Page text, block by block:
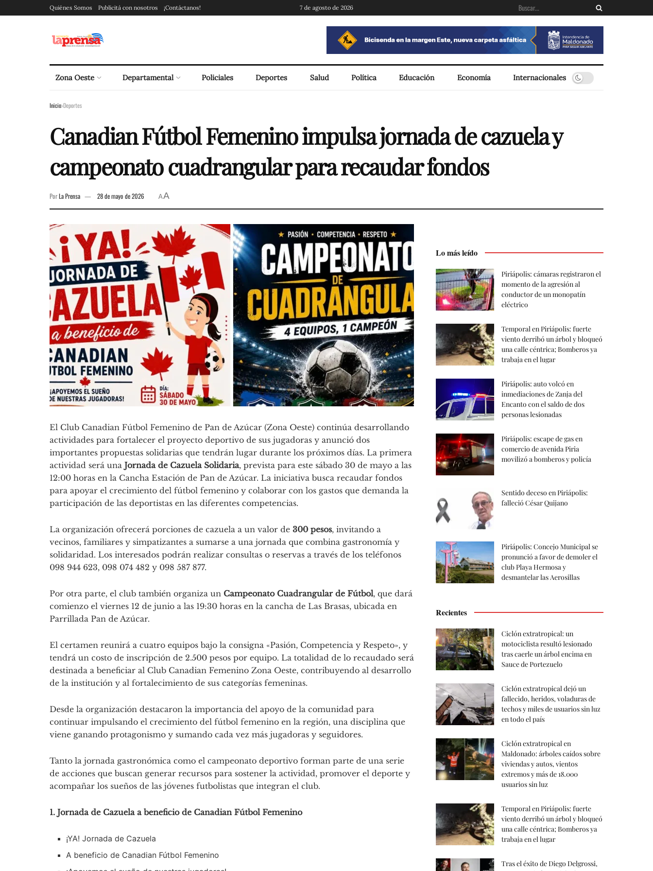
Quiénes Somos Publicitá con nosotros ¡Contáctanos! 7 de agosto de 2026
Zona Oeste Departamental Policiales Deportes Salud Política Educación Economía Internacionales
Inicio Deportes
Canadian Fútbol Femenino impulsa jornada de cazuela y
campeonato cuadrangular para recaudar fondos
PorLa Prensa 28 de mayo de 2026 AA
El Club Canadian Fútbol Femenino de Pan de Azúcar (Zona Oeste) continúa desarrollando
actividades para fortalecer el proyecto deportivo de sus jugadoras y anunció dos
importantes propuestas solidarias que tendrán lugar durante los próximos días. La primera
actividad será una Jornada de Cazuela Solidaria, prevista para este sábado 30 de mayo a las
12:00 horas en la Cancha Estación de Pan de Azúcar. La iniciativa busca recaudar fondos
para apoyar el crecimiento del fútbol femenino y colaborar con los gastos que demanda la
participación de las deportistas en las diferentes competencias.
La organización ofrecerá porciones de cazuela a un valor de 300 pesos, invitando a
vecinos, familiares y simpatizantes a sumarse a una jornada que combina gastronomía y
solidaridad. Los interesados podrán realizar consultas o reservas a través de los teléfonos
098 944 623, 098 074 482 y 098 587 877.
Por otra parte, el club también organiza un Campeonato Cuadrangular de Fútbol, que dará
comienzo el viernes 12 de junio a las 19:30 horas en la cancha de Las Brasas, ubicada en
Parrillada Pan de Azúcar.
El certamen reunirá a cuatro equipos bajo la consigna «Pasión, Competencia y Respeto», y
tendrá un costo de inscripción de 2.500 pesos por equipo. La totalidad de lo recaudado será
destinada a beneficiar al Club Canadian Femenino Zona Oeste, contribuyendo al desarrollo
de la institución y al fortalecimiento de sus categorías femeninas.
Desde la organización destacaron la importancia del apoyo de la comunidad para
continuar impulsando el crecimiento del fútbol femenino en la región, una disciplina que
viene ganando protagonismo y sumando cada vez más jugadoras y seguidores.
Tanto la jornada gastronómica como el campeonato deportivo forman parte de una serie
de acciones que buscan generar recursos para sostener la actividad, promover el deporte y
acompañar los sueños de las jóvenes futbolistas que integran el club.
1. Jornada de Cazuela a beneficio de Canadian Fútbol Femenino
¡YA! Jornada de Cazuela
A beneficio de Canadian Fútbol Femenino
Lo más leído
Piriápolis: cámaras registraron el
momento de la agresión al
conductor de un monopatín
eléctrico
Temporal en Piriápolis: fuerte
viento derribó un árbol y bloqueó
una calle céntrica; Bomberos ya
trabaja en el lugar
Piriápolis: auto volcó en
inmediaciones de Zanja del
Encanto con el saldo de dos
personas lesionadas
Piriápolis: escape de gas en
comercio de avenida Piria
movilizó a bomberos y policía
Sentido deceso en Piriápolis:
falleció César Quijano
Piriápolis: Concejo Municipal se
pronunció a favor de demoler el
club Playa Hermosa y
desmantelar las Aerosillas
Recientes
Ciclón extratropical: un
motociclista resultó lesionado
tras caerle un árbol encima en
Sauce de Portezuelo
Ciclón extratropical dejó un
fallecido, heridos, voladuras de
techos y miles de usuarios sin luz
en todo el país
Ciclón extratropical en
Maldonado: árboles caídos sobre
viviendas y autos, vientos
extremos y más de 18.000
usuarios sin luz
Temporal en Piriápolis: fuerte
viento derribó un árbol y bloqueó
una calle céntrica; Bomberos ya
trabaja en el lugar
Tras el éxito de Diego Delgrossi,